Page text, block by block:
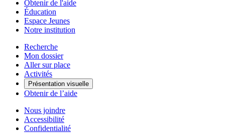
Obtenir de l'aide
Éducation
Espace Jeunes
Notre institution
Recherche
Mon dossier
Aller sur place
Activités
Présentation visuelle
Obtenir de l’aide
Nous joindre
Accessibilité
Confidentialité